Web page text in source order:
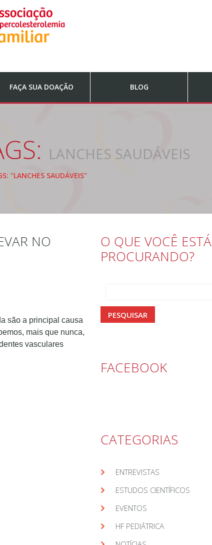
FAÇA SUA DOAÇÃO BLOG
LANCHES SAUDÁVEIS
"LANCHES SAUDÁVEIS"
NO
são a principal causa
mais que nunca,
vasculares
O QUE VOCÊ ESTÁ
PROCURANDO?
FACEBOOK
CATEGORIAS
ENTREVISTAS
ESTUDOS CIENTÍFICOS
EVENTOS
HF PEDIÁTRICA